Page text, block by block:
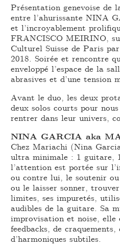
Présentation genevoise de
entre l’ahurissante NINA
et l’incroyablement
FRANCISCO MEIRINO,
Culturel Suisse de Paris
2018. Soirée et rencontre
enveloppé l’espace de la
abrasives et d’une tension
Avant le duo, les deux
deux solos courts pour
rentrer dans leur univers,
NINA GARCIA aka
Chez Mariachi (Nina
ultra minimale : 1 guitare,
l’attention est portée sur
ou contre lui, le soutenir
ou le laisser sonner, trouver
limites, ses impuretés,
audibles de la guitare. Sa
improvisation et noise, elle
feedbacks, de
d’harmoniques subtiles.